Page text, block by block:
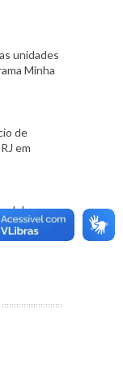
unidades
Minha
de
em
da